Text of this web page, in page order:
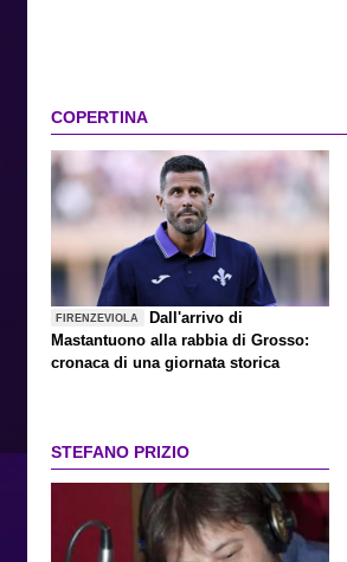
COPERTINA
FIRENZEVIOLA
Dall'arrivo di
Mastantuono alla rabbia di Grosso:
cronaca di una giornata storica
STEFANO PRIZIO